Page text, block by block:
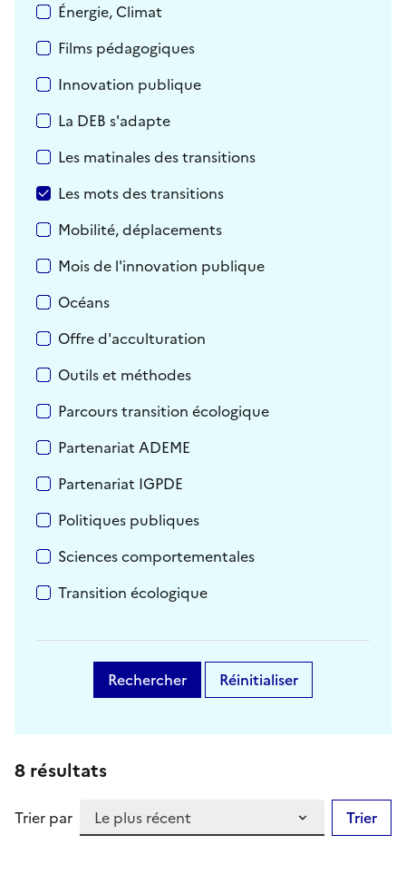
Énergie, Climat
Films pédagogiques
Innovation publique
La DEB s'adapte
Les matinales des transitions
Les mots des transitions
Mobilité, déplacements
Mois de l'innovation publique
Océans
Offre d'acculturation
Outils et méthodes
Parcours transition écologique
Partenariat ADEME
Partenariat IGPDE
Politiques publiques
Sciences comportementales
Transition écologique
Rechercher Réinitialiser
8 résultats
Trier par Trier